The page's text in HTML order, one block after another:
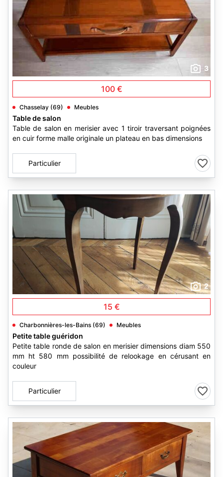
3
100 €
Chasselay (69) Meubles
Table de salon
Table de salon en merisier avec 1 tiroir traversant poignées
en cuir forme malle originale un plateau en bas dimensions
Particulier
2
15 €
Charbonnières-les-Bains (69) Meubles
Petite table guéridon
Petite table ronde de salon en merisier dimensions diam 550
mm ht 580 mm possibilité de relookage en cérusant en
couleur
Particulier